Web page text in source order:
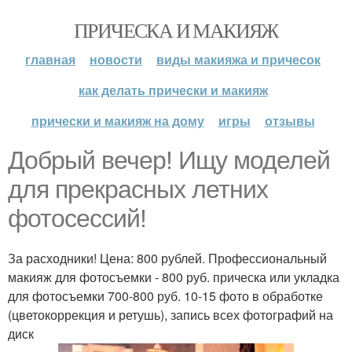
ПРИЧЕСКА И МАКИЯЖ
главная новости
виды макияжа и причесок
как делать прически и макияж
прически и макияж на дому
игры отзывы
Добрый вечер! Ищу моделей
для прекрасных летних
фотосессий!
За расходники! Цена: 800 рублей. Профессиональный
макияж для фотосъемки - 800 руб. прическа или укладка
для фотосъемки 700-800 руб. 10-15 фото в обработке
(цветокоррекция и ретушь), запись всех фотографий на
диск